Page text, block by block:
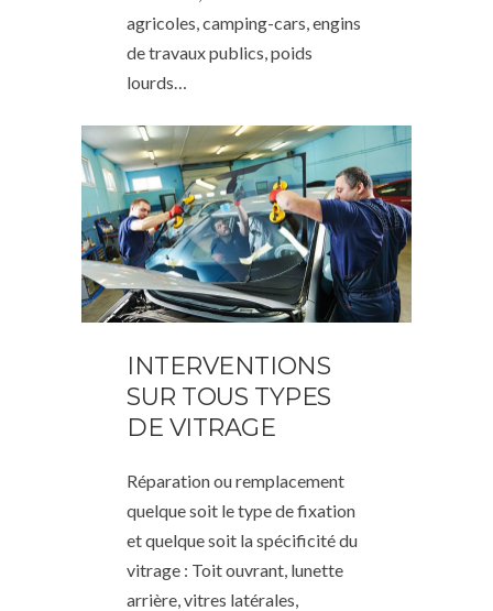
agricoles, camping-cars, engins
de travaux publics, poids
lourds…
INTERVENTIONS
SUR TOUS TYPES
DE VITRAGE
Réparation ou remplacement
quelque soit le type de fixation
et quelque soit la spécificité du
vitrage : Toit ouvrant, lunette
arrière, vitres latérales,